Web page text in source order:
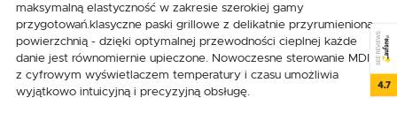
maksymalną elastyczność w zakresie szerokiej gamy
przygotowań.klasyczne paski grillowe z delikatnie przyrumienioną
powierzchnią - dzięki optymalnej przewodności cieplnej każde
danie jest równomiernie upieczone. Nowoczesne sterowanie MDI
z cyfrowym wyświetlaczem temperatury i czasu umożliwia
wyjątkowo intuicyjną i precyzyjną obsługę.
SEE REVIEWS
4.7